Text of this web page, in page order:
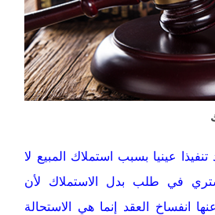
تنفيذا عينيا بسبب استملاك المبيع لا
في طلب بدل الاستملاك لأن
انفساخ العقد إنما هي الاستحالة